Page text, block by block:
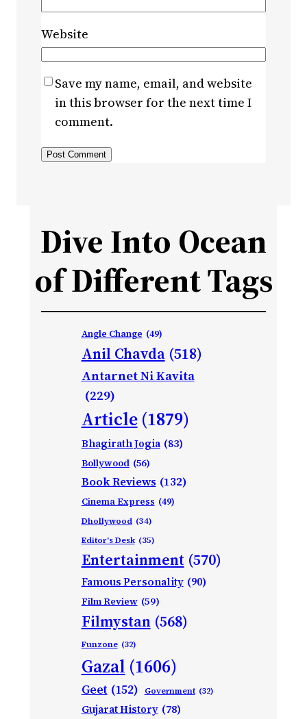
Website
Save my name, email, and website
in this browser for the next time I
comment.
Dive Into Ocean
of Different Tags
Angle Change (49)
Anil Chavda (518)
Antarnet Ni Kavita
(229)
Article (1879)
Bhagirath Jogia (83)
Bollywood (56)
Book Reviews (132)
Cinema Express (49)
Dhollywood (34)
Editor's Desk (35)
Entertainment (570)
Famous Personality (90)
Film Review (59)
Filmystan (568)
Funzone (32)
Gazal (1606)
Geet (152) Government (32)
Gujarat History (78)